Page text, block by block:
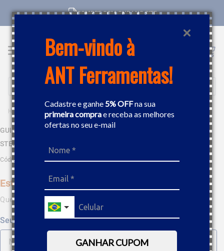
Bem-vindo à
ANT Ferramentas!
Cadastre e ganhe5% OFFna sua
primeira comprae receba as melhores
ofertas no seu e-mail
GANHAR CUPOM
COMPRE COM CNPJ NO SITE
Buscar
EQUIPAMENTOS GUINCHO ALAVANCA SEM CABO DE AÇO GA1600 1600KG BERG-STEEL
GUINCHO ALAVANCA SEM CABO DE AÇO GA1600 1600KG BERG-
STEEL
Código
Este produto não está disponível no momento
Quero saber quando estiver disponível